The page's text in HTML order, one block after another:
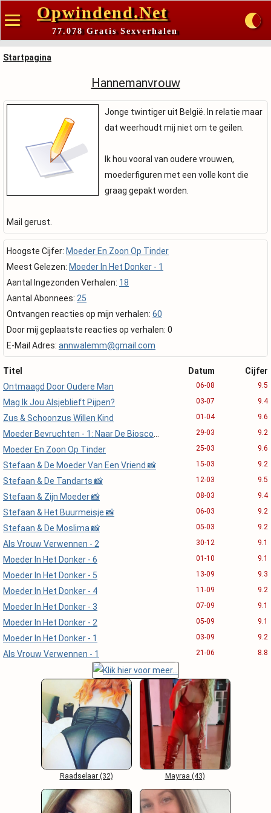
Opwindend.Net
77.078 Gratis Sexverhalen
Startpagina
Hannemanvrouw
Jonge twintiger uit België. In relatie maar
dat weerhoudt mij niet om te geilen.
Ik hou vooral van oudere vrouwen,
moederfiguren met een volle kont die
graag gepakt worden.
Mail gerust.
Hoogste Cijfer: Moeder En Zoon Op Tinder
Meest Gelezen: Moeder In Het Donker - 1
Aantal Ingezonden Verhalen: 18
Aantal Abonnees: 25
Ontvangen reacties op mijn verhalen: 60
Door mij geplaatste reacties op verhalen: 0
E-Mail Adres: annwalemm@gmail.com
Titel Datum
Cijfer
Ontmaagd Door Oudere Man
06-08 9.5
Mag Ik Jou Alsjeblieft Pijpen? 03-07 9.4
Zus & Schoonzus Willen Kind 01-04 9.6
29-03 9.2
Moeder En Zoon Op Tinder 25-03 9.6
Stefaan & De Moeder Van Een Vriend 📸 15-03 9.2
Stefaan & De Tandarts 📸 12-03 9.5
Stefaan & Zijn Moeder 📸 08-03 9.4
Stefaan & Het Buurmeisje 📸 06-03 9.2
Stefaan & De Moslima 📸 05-03 9.2
Als Vrouw Verwennen - 2 30-12 9.1
Moeder In Het Donker - 6 01-10 9.1
Moeder In Het Donker - 5 13-09 9.3
Moeder In Het Donker - 4 11-09 9.2
Moeder In Het Donker - 3 07-09 9.1
Moeder In Het Donker - 2 05-09 9.1
Moeder In Het Donker - 1 03-09 9.2
Als Vrouw Verwennen - 1 21-06 8.8
Raadselaar (32) Mayraa (43)